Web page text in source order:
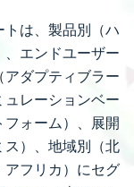
は、製品別（ハ
エンドユーザー
ダプティブラー
レーションベー
ォーム）、展開
ス）、地域別（北
アフリカ）にセグ